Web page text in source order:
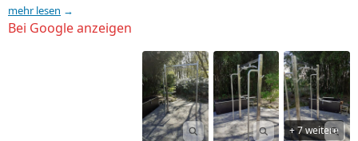
mehr lesen
Bei Google anzeigen
+ 7 weitere